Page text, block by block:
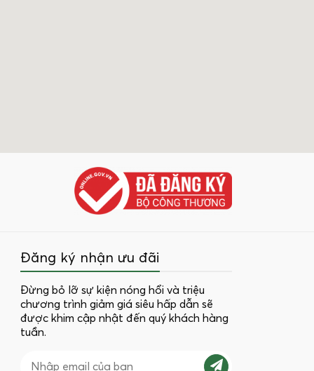
Đăng ký nhận ưu đãi
Đừng bỏ lỡ sự kiện nóng hổi và triệu
chương trình giảm giá siêu hấp dẫn sẽ
được khim cập nhật đến quý khách hàng
tuần.